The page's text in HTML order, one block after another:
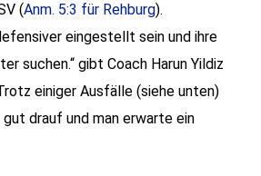
(Anm. 5:3 für Rehburg).
eingestellt sein und ihre
suchen.“ gibt Coach Harun Yildiz
einiger Ausfälle (siehe unten)
drauf und man erwarte ein